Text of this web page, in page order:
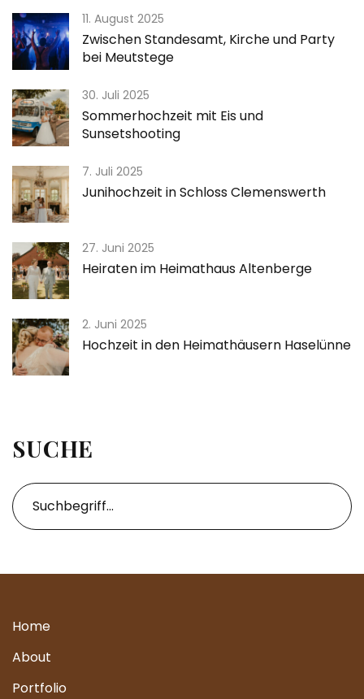
11. August 2025
Zwischen Standesamt, Kirche und Party
bei Meutstege
30. Juli 2025
Sommerhochzeit mit Eis und
Sunsetshooting
7. Juli 2025
Junihochzeit in Schloss Clemenswerth
27. Juni 2025
Heiraten im Heimathaus Altenberge
2. Juni 2025
Hochzeit in den Heimathäusern Haselünne
SUCHE
Home
About
Portfolio